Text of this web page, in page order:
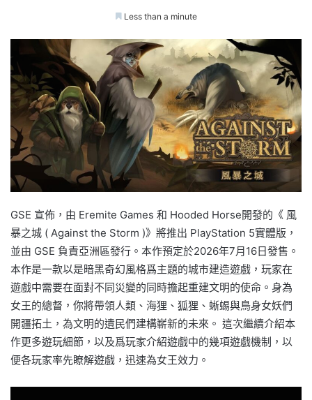
Less than a minute
GSE 宣佈，由 Eremite Games 和 Hooded Horse開發的《 風
暴之城 ( Against the Storm )》將推出 PlayStation 5實體版，
並由 GSE 負責亞洲區發行。本作預定於2026年7月16日發售。
本作是一款以是暗黑奇幻風格爲主題的城市建造遊戲，玩家在
遊戲中需要在面對不同災變的同時擔起重建文明的使命。身為
女王的總督，你將帶領人類、海狸、狐狸、蜥蜴與鳥身女妖們
開疆拓土，為文明的遺民們建構嶄新的未來。 這次繼續介紹本
作更多遊玩細節，以及爲玩家介紹遊戲中的幾項遊戲機制，以
便各玩家率先瞭解遊戲，迅速為女王效力。